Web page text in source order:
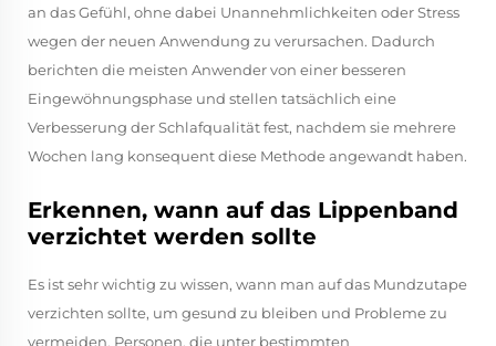
an das Gefühl, ohne dabei Unannehmlichkeiten oder Stress
wegen der neuen Anwendung zu verursachen. Dadurch
berichten die meisten Anwender von einer besseren
Eingewöhnungsphase und stellen tatsächlich eine
Verbesserung der Schlafqualität fest, nachdem sie mehrere
Wochen lang konsequent diese Methode angewandt haben.
Erkennen, wann auf das Lippenband
verzichtet werden sollte
Es ist sehr wichtig zu wissen, wann man auf das Mundzutape
verzichten sollte, um gesund zu bleiben und Probleme zu
vermeiden. Personen, die unter bestimmten